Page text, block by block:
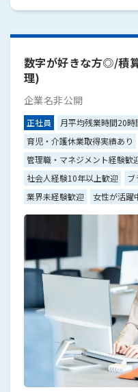
数字が好きな方◎/積
理)
企業名非公開
正社員 月平均残業時間20時
育児・介護休業取得実績あり
管理職・マネジメント経験歓
社会人経験10年以上歓迎
ブ
業界未経験歓迎
女性が活躍